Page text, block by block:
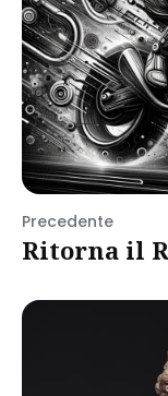
Precedente
Ritorna il